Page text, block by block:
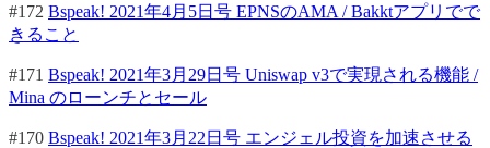
#172 Bspeak! 2021年4月5日号 EPNSのAMA / Bakktアプリでで
きること
#171 Bspeak! 2021年3月29日号 Uniswap v3で実現される機能 /
Mina のローンチとセール
#170 Bspeak! 2021年3月22日号 エンジェル投資を加速させる